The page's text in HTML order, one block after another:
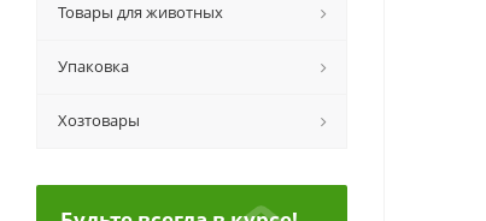
Товары для животных
Упаковка
Хозтовары